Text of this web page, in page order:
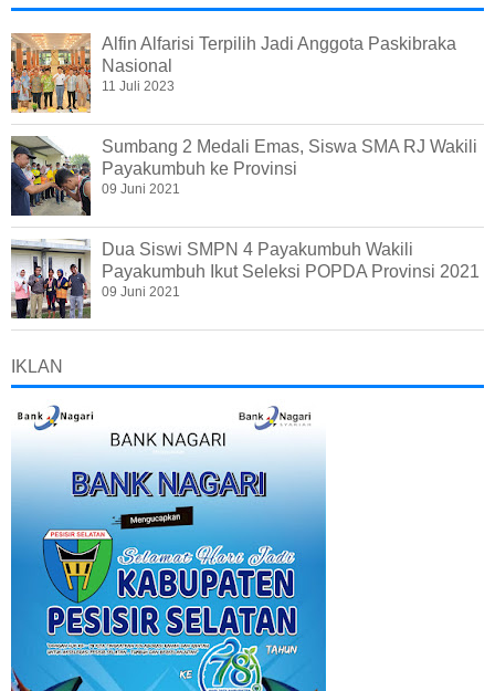
Alfin Alfarisi Terpilih Jadi Anggota Paskibraka
Nasional
11 Juli 2023
Sumbang 2 Medali Emas, Siswa SMA RJ Wakili
Payakumbuh ke Provinsi
09 Juni 2021
Dua Siswi SMPN 4 Payakumbuh Wakili
Payakumbuh Ikut Seleksi POPDA Provinsi 2021
09 Juni 2021
IKLAN